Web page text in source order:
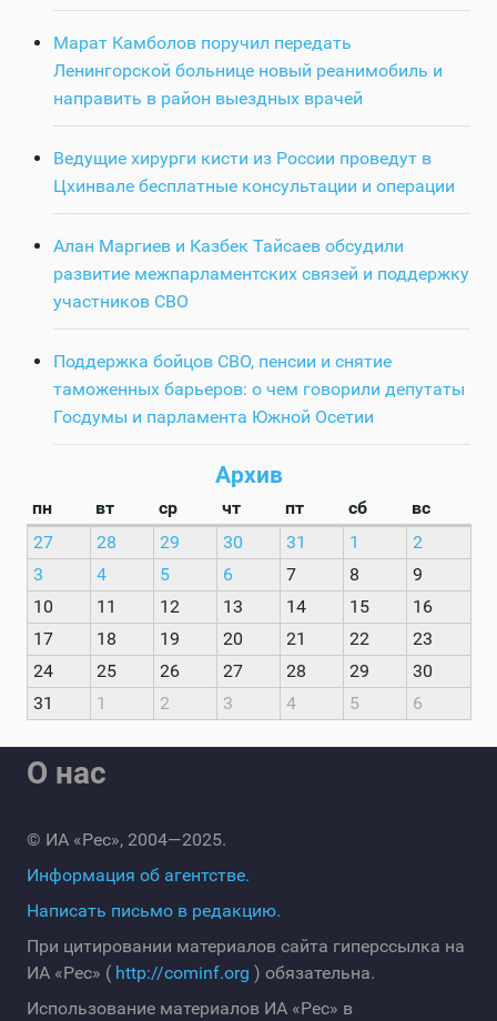
Марат Камболов поручил передать
Ленингорской больнице новый реанимобиль и
направить в район выездных врачей
Ведущие хирурги кисти из России проведут в
Цхинвале бесплатные консультации и операции
Алан Маргиев и Казбек Тайсаев обсудили
развитие межпарламентских связей и поддержку
участников СВО
Поддержка бойцов СВО, пенсии и снятие
таможенных барьеров: о чем говорили депутаты
Госдумы и парламента Южной Осетии
Архив
пн вт ср чт пт сб
вс
27
28 29 30 31 1
2
3
4 5 6 7 8
9
10
11 12 13 14 15
16
17
18 19 20 21 22
23
24
25 26 27 28 29
30
31
1 2 3 4 5 6
О нас
© ИА «Рес», 2004—2025.
Информация об агентстве.
Написать письмо в редакцию.
При цитировании материалов сайта гиперссылка на
ИА «Рес» ( http://cominf.org ) обязательна.
Использование материалов ИА «Рес» в